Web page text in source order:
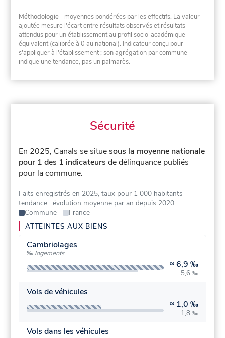
Méthodologie - moyennes pondérées par les effectifs. La valeur
ajoutée mesure l'écart entre résultats observés et résultats
attendus pour un établissement au profil socio-académique
équivalent (calibrée à 0 au national). Indicateur conçu pour
s'appliquer à l'établissement ; son agrégation par commune
indique une tendance, pas un palmarès.
Sécurité
En 2025, Canals se situesous la moyenne nationale
pour 1 des 1 indicateurs de délinquance publiés
pour la commune.
Faits enregistrés en 2025, taux pour 1 000 habitants ·
tendance : évolution moyenne par an depuis 2020
Commune
France
ATTEINTES AUX BIENS
Cambriolages
‰ logements
≈6,9 ‰
5,6 ‰
Vols de véhicules
≈ 1,0 ‰
1,8 ‰
Vols dans les véhicules